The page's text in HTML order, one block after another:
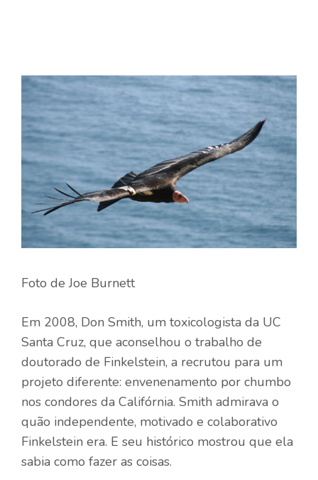
Foto de Joe Burnett
Em 2008, Don Smith, um toxicologista da UC
Santa Cruz, que aconselhou o trabalho de
doutorado de Finkelstein, a recrutou para um
projeto diferente: envenenamento por chumbo
nos condores da Califórnia. Smith admirava o
quão independente, motivado e colaborativo
Finkelstein era. E seu histórico mostrou que ela
sabia como fazer as coisas.